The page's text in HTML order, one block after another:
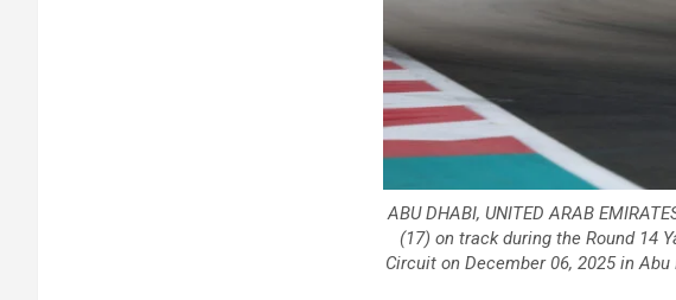
ABU DHABI, UNITED ARAB
(17) on track during the Round 14
Circuit on December 06, 2025 in